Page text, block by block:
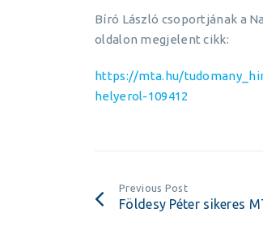
Bíró László csoportjának a
oldalon megjelent cikk:
https://mta.hu/
helyerol-109412
Previous Post
Földesy Péter sikeres